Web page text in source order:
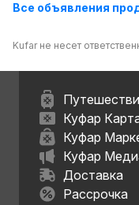
Все объявления
Kufar не несет
Куфар
Куфар
Куфар
Доставка
Рассрочка